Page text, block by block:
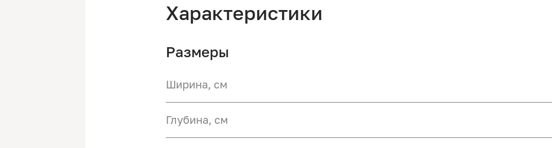
Характеристики
Размеры
Ширина, см
Глубина, см